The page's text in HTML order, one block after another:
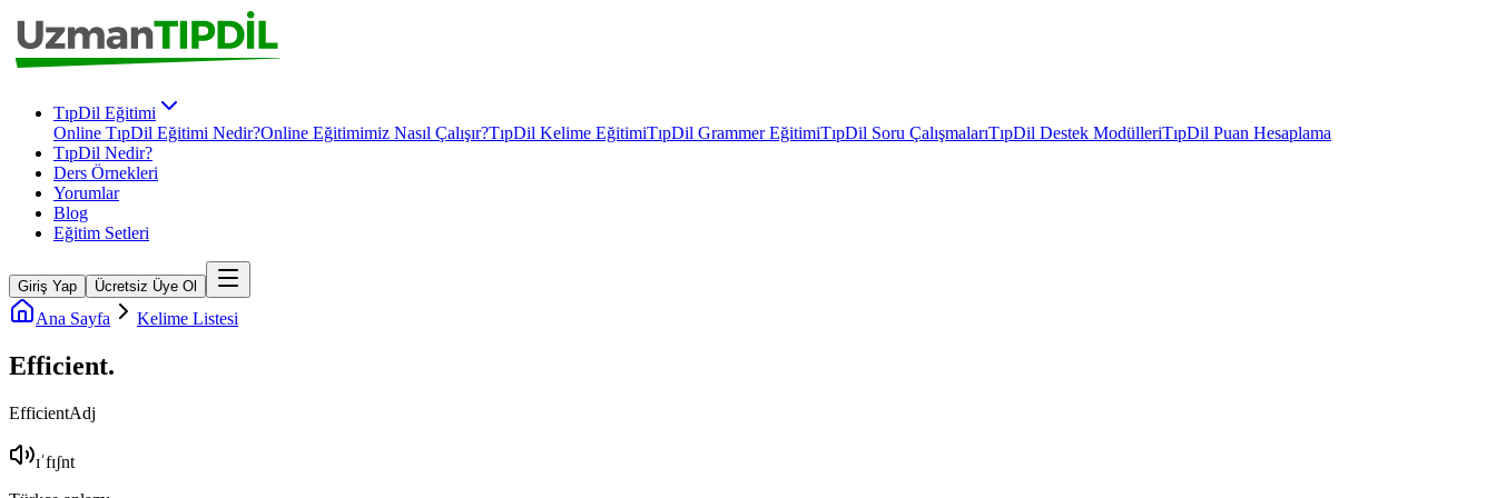
TıpDil Eğitimi
Online TıpDil Eğitimi Nedir?Online Eğitimimiz Nasıl Çalışır?TıpDil Kelime EğitimiTıpDil Grammer EğitimiTıpDil Soru ÇalışmalarıTıpDil Destek ModülleriTıpDil Puan Hesaplama
TıpDil Nedir?
Ders Örnekleri
Yorumlar
Blog
Eğitim Setleri
Giriş Yap Ücretsiz Üye Ol
Ana Sayfa Kelime Listesi
Efficient.
EfficientAdj
ɪˈfɪʃnt